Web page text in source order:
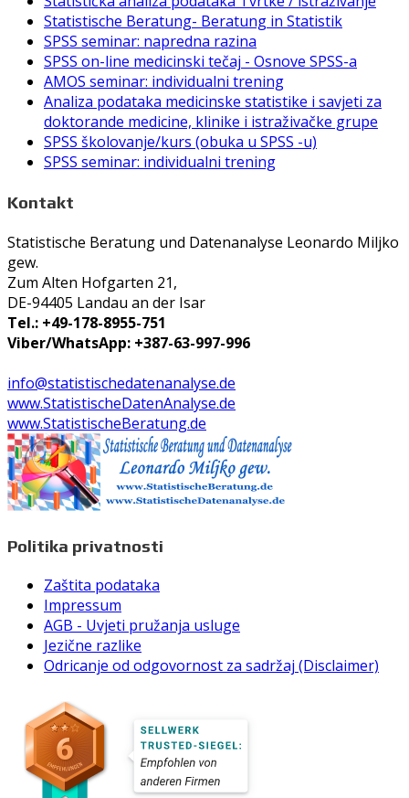
Statistische Beratung- Beratung in Statistik
SPSS seminar: napredna razina
SPSS on-line medicinski tečaj - Osnove SPSS-a
AMOS seminar: individualni trening
Analiza podataka medicinske statistike i savjeti za
doktorande medicine, klinike i istraživačke grupe
SPSS školovanje/kurs (obuka u SPSS -u)
SPSS seminar: individualni trening
Kontakt
Statistische Beratung und Datenanalyse Leonardo Miljko
gew.
Zum Alten Hofgarten 21,
DE-94405 Landau an der Isar
Tel.: +49-178-8955-751
Viber/WhatsApp: +387-63-997-996
info@statistischedatenanalyse.de
www.StatistischeDatenAnalyse.de
www.StatistischeBeratung.de
Politika privatnosti
Zaštita podataka
Impressum
AGB - Uvjeti pružanja usluge
Jezične razlike
Odricanje od odgovornost za sadržaj (Disclaimer)